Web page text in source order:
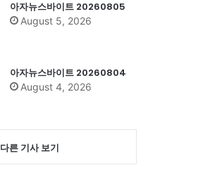
아자뉴스바이트 20260805
August 5, 2026
아자뉴스바이트 20260804
August 4, 2026
다른 기사 보기